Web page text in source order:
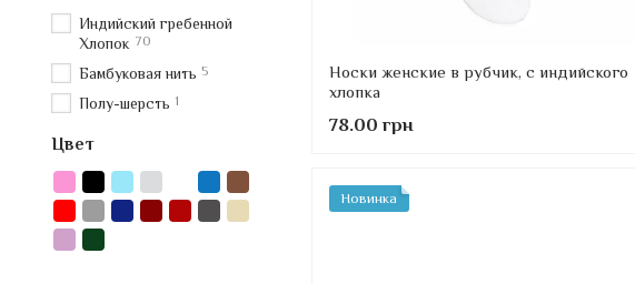
Носки женские в рубчик, с индийского
хлопка
78.00 грн
Новинка
Индийский гребенной
Хлопок 70
Бамбуковая нить 5
Полу-шерсть 1
Цвет